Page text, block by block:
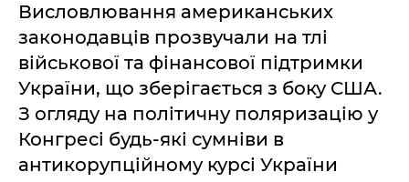
Висловлювання американських
законодавців прозвучали на тлі
військової та фінансової підтримки
України, що зберігається з боку США.
З огляду на політичну поляризацію у
Конгресі будь-які сумніви в
антикорупційному курсі України